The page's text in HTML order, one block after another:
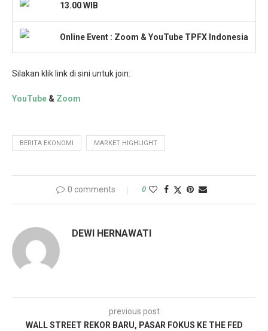
13.00 WIB
Online Event : Zoom & YouTube TPFX Indonesia
Silakan klik link di sini untuk join:
YouTube & Zoom
BERITA EKONOMI MARKET HIGHLIGHT
0 comments 0
DEWI HERNAWATI
previous post
WALL STREET REKOR BARU, PASAR FOKUS KE THE FED